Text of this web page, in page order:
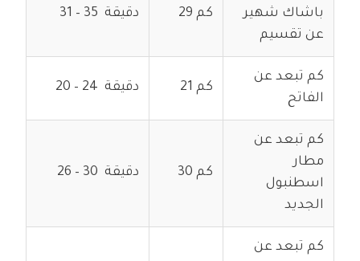
باشاك شهير
عن تقسيم
29 كم 31 – 35 دقيقة
كم تبعد عن
الفاتح
21 كم 20 – 24 دقيقة
كم تبعد عن
مطار
اسطنبول
الجديد
30 كم 26 – 30 دقيقة
كم تبعد عن